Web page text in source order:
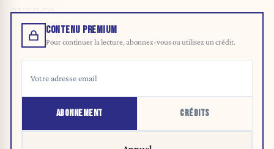
avance.
CONTENU PREMIUM
Pour continuer la lecture, abonnez-vous ou utilisez un crédit.
ABONNEMENT CRÉDITS